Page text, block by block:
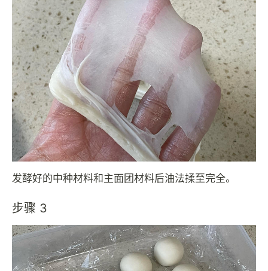
发酵好的中种材料和主面团材料后油法揉至完全。
步骤 3